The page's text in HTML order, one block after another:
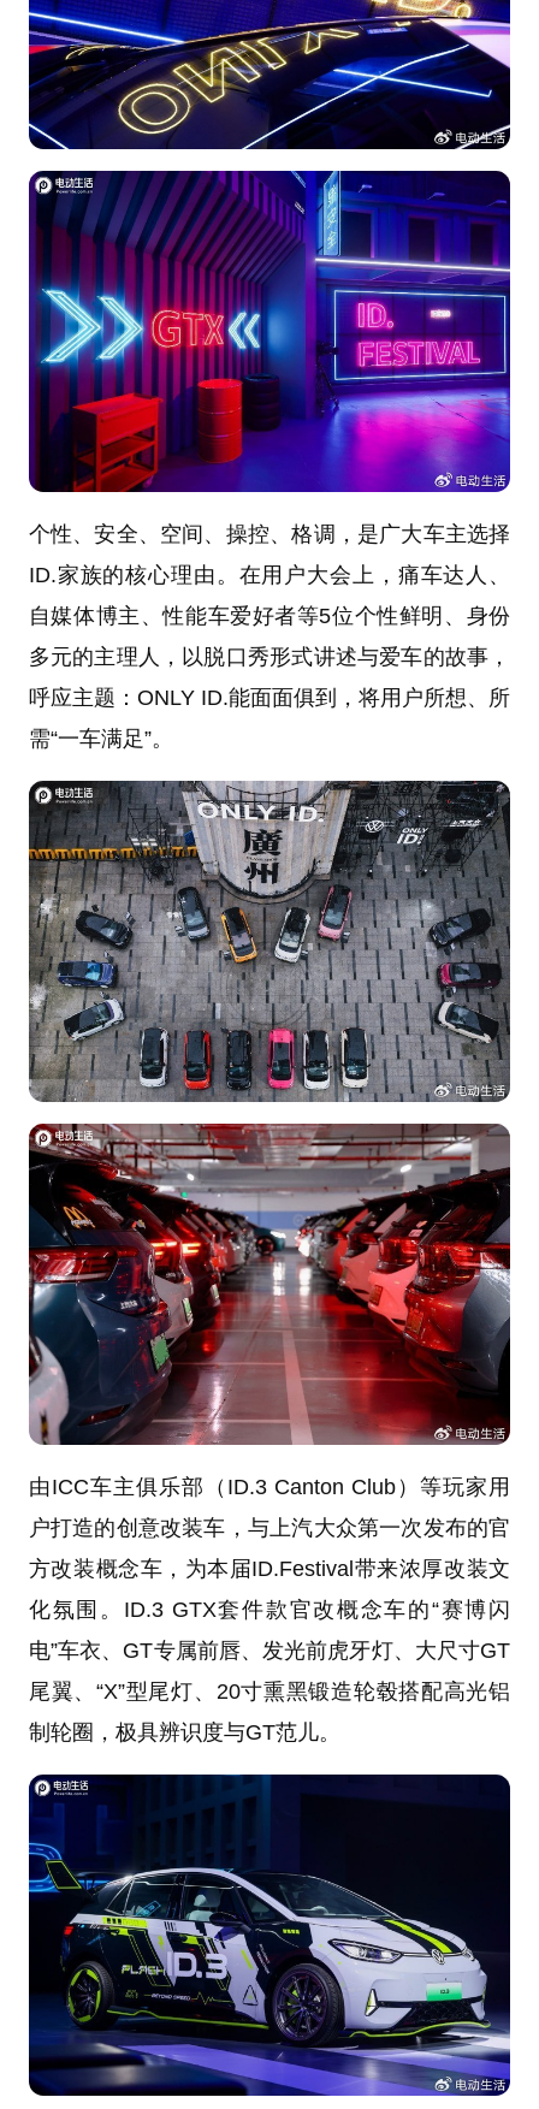
个性、安全、空间、操控、格调，是广大车主选择
ID.家族的核心理由。在用户大会上，痛车达人、
自媒体博主、性能车爱好者等5位个性鲜明、身份
多元的主理人，以脱口秀形式讲述与爱车的故事，
呼应主题：ONLY ID.能面面俱到，将用户所想、所
需“一车满足”。
由ICC车主俱乐部（ID.3 Canton Club）等玩家用
户打造的创意改装车，与上汽大众第一次发布的官
方改装概念车，为本届ID.Festival带来浓厚改装文
化氛围。ID.3 GTX套件款官改概念车的“赛博闪
电”车衣、GT专属前唇、发光前虎牙灯、大尺寸GT
尾翼、“X”型尾灯、20寸熏黑锻造轮毂搭配高光铝
制轮圈，极具辨识度与GT范儿。